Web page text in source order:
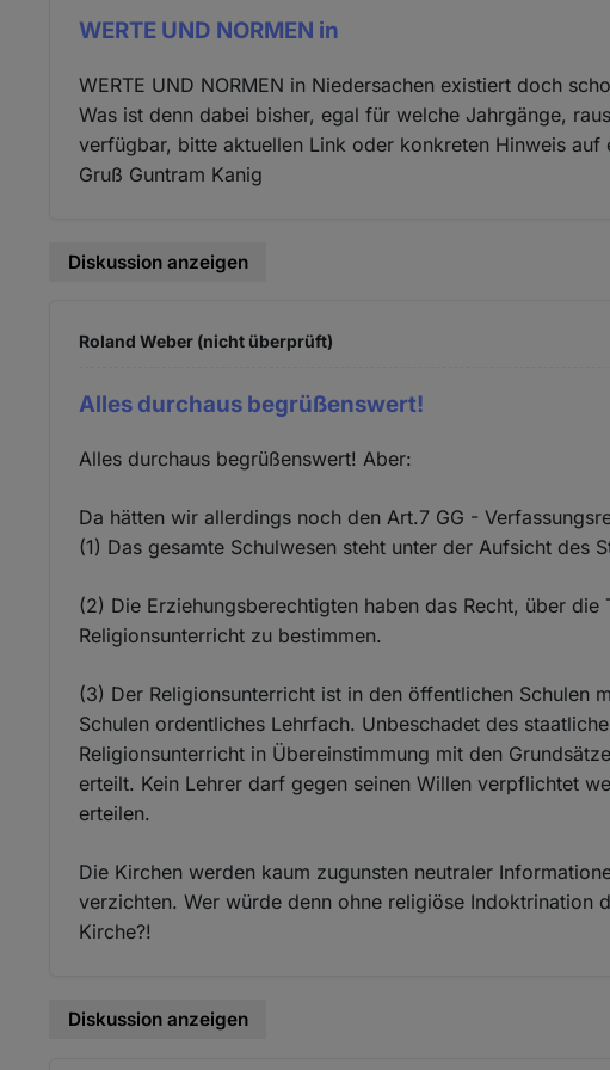
WERTE UND NORMEN in
WERTE UND NORMEN in Niedersachen existiert doch
Was ist denn dabei bisher, egal für welche Jahrgänge,
verfügbar, bitte aktuellen Link oder konkreten Hinweis auf
Gruß Guntram Kanig
Diskussion anzeigen
Roland Weber (nicht überprüft)
Alles durchaus begrüßenswert!
Alles durchaus begrüßenswert! Aber:
Da hätten wir allerdings noch den Art.7 GG -
(1) Das gesamte Schulwesen steht unter der Aufsicht des
(2) Die Erziehungsberechtigten haben das Recht, über die
Religionsunterricht zu bestimmen.
(3) Der Religionsunterricht ist in den öffentlichen Schulen
Schulen ordentliches Lehrfach. Unbeschadet des
Religionsunterricht in Übereinstimmung mit den
erteilt. Kein Lehrer darf gegen seinen Willen verpflichtet
erteilen.
Die Kirchen werden kaum zugunsten neutraler
verzichten. Wer würde denn ohne religiöse Indoktrination
Kirche?!
Diskussion anzeigen